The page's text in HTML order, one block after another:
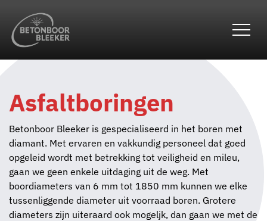
Asfaltboringen
Betonboor Bleeker is gespecialiseerd in het boren met
diamant. Met ervaren en vakkundig personeel dat goed
opgeleid wordt met betrekking tot veiligheid en mileu,
gaan we geen enkele uitdaging uit de weg. Met
boordiameters van 6 mm tot 1850 mm kunnen we elke
tussenliggende diameter uit voorraad boren. Grotere
diameters zijn uiteraard ook mogeljk, dan gaan we met de